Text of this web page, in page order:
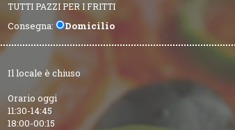
TUTTI PAZZI PER I FRITTI
Consegna: Domicilio
Il locale è chiuso
Orario oggi
11:30-14:45
18:00-00:15